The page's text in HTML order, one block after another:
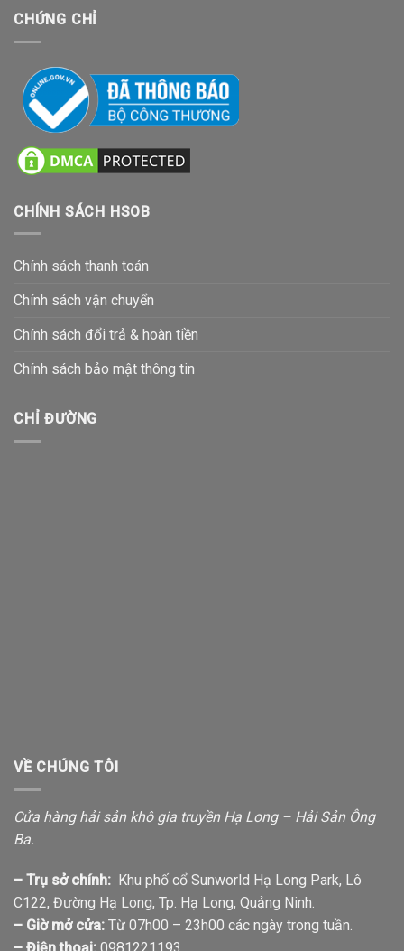
CHỨNG CHỈ
CHÍNH SÁCH HSOB
Chính sách thanh toán
Chính sách vận chuyển
Chính sách đổi trả & hoàn tiền
Chính sách bảo mật thông tin
CHỈ ĐƯỜNG
VỀ CHÚNG TÔI
Cửa hàng hải sản khô gia truyền Hạ Long – Hải Sản Ông
Ba.
– Trụ sở chính: Khu phố cổ Sunworld Hạ Long Park, Lô
C122, Đường Hạ Long, Tp. Hạ Long, Quảng Ninh.
– Giờ mở cửa: Từ 07h00 – 23h00 các ngày trong tuần.